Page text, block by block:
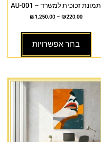
תמונת זכוכית למשרד – AU-001
₪220.00
–
₪1,250.00
בחר אפשרויות